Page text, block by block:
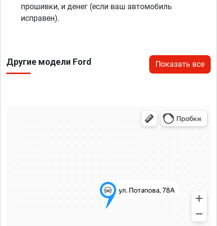
прошивки, и денег (если ваш автомобиль
исправен).
Другие модели Ford Показать все